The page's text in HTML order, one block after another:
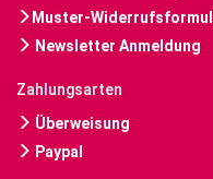
Muster-
Newsletter Anmeldung
Zahlungsarten
Überweisung
Paypal